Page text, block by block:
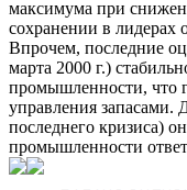
максимума при
сохранении в лидерах
Впрочем, последние
марта 2000 г.)
промышленности, что
управления запасами.
последнего кризиса)
промышленности